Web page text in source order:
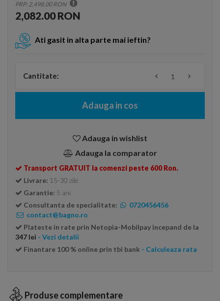
PRP: 2,498.00 RON
2,082.00 RON
Ati gasit in alta parte mai ieftin?
Cantitate:
Adauga in cos
Adauga in wishlist
Adauga la comparator
Transport GRATUIT la comenzi peste 600 Ron.
Livrare: 15-30 zile
Garantie: 5 ani
Consultanta de specialitate:
0720456456
contact@bagno.ro
Plateste in rate prin Netopia-Mobilpay incepand de la
347 lei - Vezi detalii
Finantare 100 % online prin tbi bank - Calculeaza rata
Produse complementare